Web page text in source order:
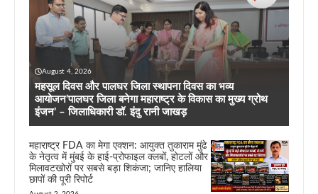
August 4, 2026
महसूल दिवस और पालघर जिला स्थापना दिवस का भव्य
आयोजन’पालघर जिला बनेगा महाराष्ट्र के विकास का मुख्य ग्रोथ
इंजन’ – जिलाधिकारी डॉ. इंदु रानी जाखड़
महाराष्ट्र FDA का मेगा एक्शन: आयुक्त तुकाराम मुंढे
के नेतृत्व में मुंबई के हाई-प्रोफाइल क्लबों, होटलों और
मिलावटखोरों पर सबसे बड़ा शिकंजा; जानिए हालिया
छापों की पूरी रिपोर्ट